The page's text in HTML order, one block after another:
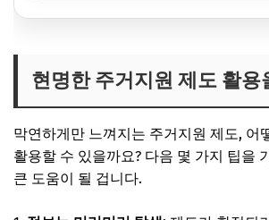
현명한 주거지원 제도 활용
막연하게만 느껴지는 주거지원 제도, 어
활용할 수 있을까요? 다음 몇 가지 팁을
큰 도움이 될 겁니다.